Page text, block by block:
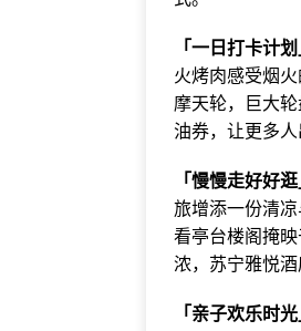
「一日打卡计划
火烤肉感受烟
摩天轮，巨大
油券，让更多
「慢慢走好好逛
旅增添一份清
看亭台楼阁掩
浓，苏宁雅悦
「亲子欢乐时光